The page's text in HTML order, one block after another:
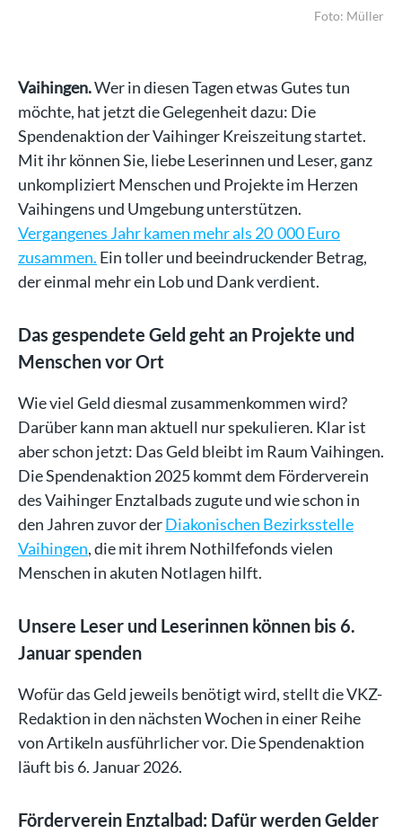
Foto: Müller
Vaihingen.Wer in diesen Tagen etwas Gutes tun
möchte, hat jetzt die Gelegenheit dazu: Die
Spendenaktion der Vaihinger Kreiszeitung startet.
Mit ihr können Sie, liebe Leserinnen und Leser, ganz
unkompliziert Menschen und Projekte im Herzen
Vaihingens und Umgebung unterstützen.
Vergangenes Jahr kamen mehr als 20 000 Euro
zusammen. Ein toller und beeindruckender Betrag,
der einmal mehr ein Lob und Dank verdient.
Das gespendete Geld geht an Projekte und
Menschen vor Ort
Wie viel Geld diesmal zusammenkommen wird?
Darüber kann man aktuell nur spekulieren. Klar ist
aber schon jetzt: Das Geld bleibt im Raum Vaihingen.
Die Spendenaktion 2025 kommt dem Förderverein
des Vaihinger Enztalbads zugute und wie schon in
den Jahren zuvor derDiakonischen Bezirksstelle
Vaihingen, die mit ihrem Nothilfefonds vielen
Menschen in akuten Notlagen hilft.
Unsere Leser und Leserinnen können bis 6.
Januar spenden
Wofür das Geld jeweils benötigt wird, stellt die VKZ-
Redaktion in den nächsten Wochen in einer Reihe
von Artikeln ausführlicher vor. Die Spendenaktion
läuft bis 6. Januar 2026.
Förderverein Enztalbad: Dafür werden Gelder